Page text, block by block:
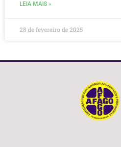
LEIA MAIS »
28 de fevereiro de 2025